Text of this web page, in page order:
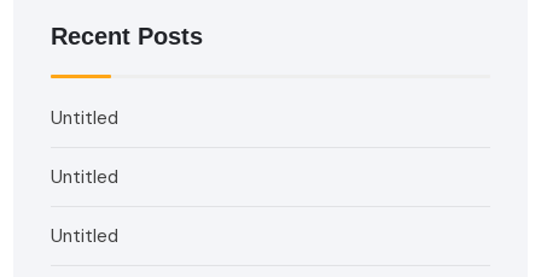
Recent Posts
Untitled
Untitled
Untitled